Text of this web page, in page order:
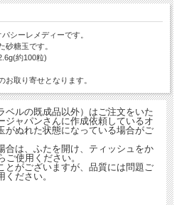
シーレメディーです。
砂糖玉です。
約100粒)
お取り寄せとなります。
ルの既成品以外）はご注文をいた
ジャパンさんに作成依頼しているオ
がぬれた状態になっている場合がご
合は、ふたを開け、ティッシュをか
使用ください。
とがございますが、品質には問題ご
ださい。